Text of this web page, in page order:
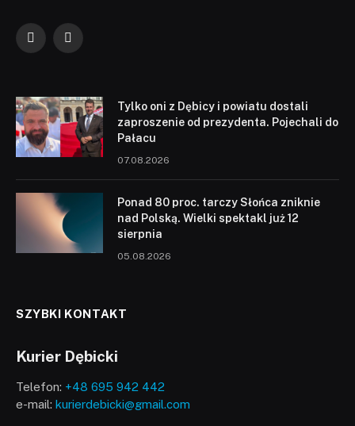
FacebookYouTube
Tylko oni z Dębicy i powiatu dostali
zaproszenie od prezydenta. Pojechali do
Pałacu
07.08.2026
Ponad 80 proc. tarczy Słońca zniknie
nad Polską. Wielki spektakl już 12
sierpnia
05.08.2026
SZYBKI KONTAKT
Kurier Dębicki
Telefon: +48 695 942 442
e-mail: kurierdebicki@gmail.com